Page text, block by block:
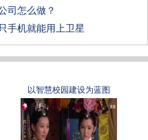
司怎么做？
手机就能用上卫星
以智慧校园建设为蓝图